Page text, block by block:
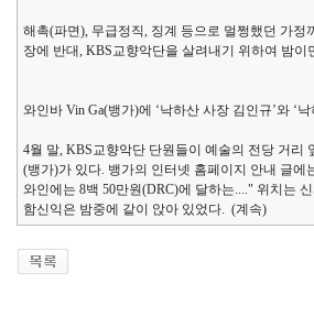
해촉(파면), 무급정직, 징계 등으로 멀쩡했던 가
장에 반대, KBS교향악단을 살려내기 위하여 밤
와인바 Vin Ga(뱅가)에 ‘낙하산 사장 김인규’와 ‘
4월 말, KBS교향악단 단원들이 예술의 전당 거리
(뱅가)가 있다. 뱅가의 인터넷 홈페이지 안내 글에
와인에는 8백 50만원(DRC)에 달하는...." 위치는
함신익은 밤중에 같이 앉아 있었다. (계속)